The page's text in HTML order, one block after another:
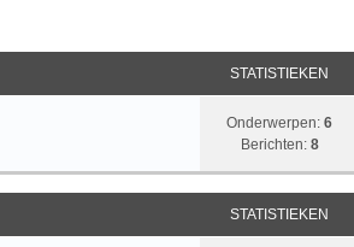
STATISTIEKEN
Onderwerpen: 6
Berichten: 8
STATISTIEKEN